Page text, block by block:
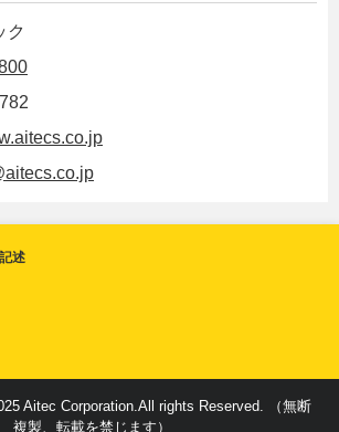
ク
述
Aitec Corporation.All rights Reserved. （無断
複製、転載を禁じます）